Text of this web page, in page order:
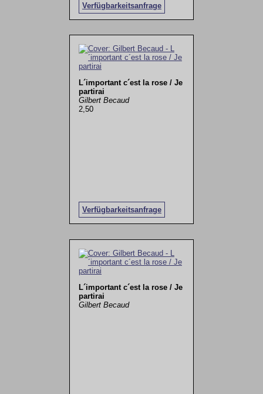
Verfügbarkeitsanfrage
L´important c´est la rose / Je
partirai
Gilbert Becaud
2,50
Verfügbarkeitsanfrage
L´important c´est la rose / Je
partirai
Gilbert Becaud